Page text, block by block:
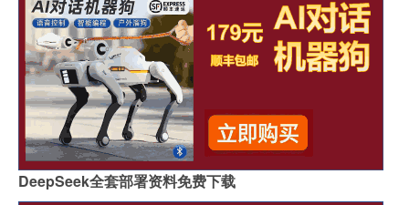
DeepSeek全套部署资料免费下载